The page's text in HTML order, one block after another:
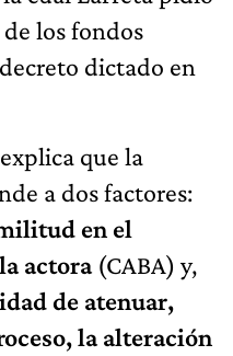
los fondos
dictado en
que la
a dos factores:
en el
actora(CABA) y,
de atenuar,
la alteración